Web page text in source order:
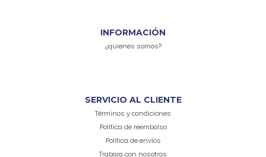
INFORMACIÓN
¿quienes somos?
SERVICIO AL CLIENTE
Términos y condiciones
Política de reembolso
Política de envíos
Trabaja con nosotros